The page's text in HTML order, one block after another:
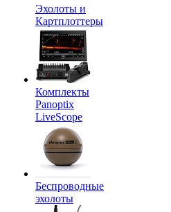
Эхолоты и
Картплоттеры
Комплекты
Panoptix
LiveScope
Беспроводные
эхолоты